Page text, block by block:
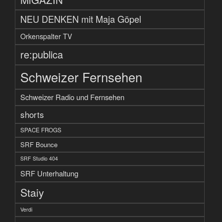
NEU DENKEN mit Maja Göpel
Orkenspalter TV
re:publica
Schweizer Fernsehen
Schweizer Radio und Fernsehen
shorts
SPACE FROGS
SRF Bounce
SRF Studio 404
SRF Unterhaltung
Staiy
Verdi